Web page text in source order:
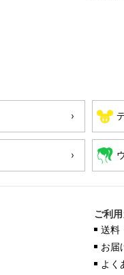
ご利
送料
お届
よく